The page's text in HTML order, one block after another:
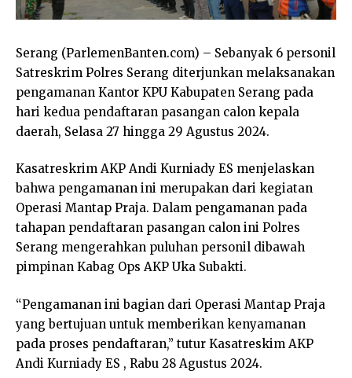
Serang (ParlemenBanten.com) – Sebanyak 6 personil
Satreskrim Polres Serang diterjunkan melaksanakan
pengamanan Kantor KPU Kabupaten Serang pada
hari kedua pendaftaran pasangan calon kepala
daerah, Selasa 27 hingga 29 Agustus 2024.
Kasatreskrim AKP Andi Kurniady ES menjelaskan
bahwa pengamanan ini merupakan dari kegiatan
Operasi Mantap Praja. Dalam pengamanan pada
tahapan pendaftaran pasangan calon ini Polres
Serang mengerahkan puluhan personil dibawah
pimpinan Kabag Ops AKP Uka Subakti.
“Pengamanan ini bagian dari Operasi Mantap Praja
yang bertujuan untuk memberikan kenyamanan
pada proses pendaftaran,” tutur Kasatreskim AKP
Andi Kurniady ES , Rabu 28 Agustus 2024.